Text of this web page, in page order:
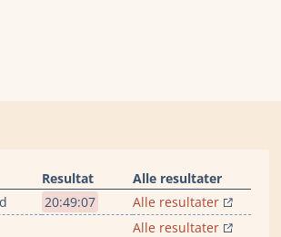
Resultat
Alle resultater
20:49:07
Alle resultater
Alle resultater